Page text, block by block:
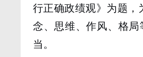
行正确政绩观》为题，
念、思维、作风、格局
当。